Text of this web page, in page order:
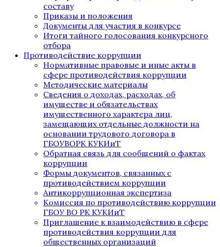
составу
Приказы и положения
Документы для участия в конкурсе
Итоги тайного голосования конкурсного
отбора
Противодействие коррупции
Нормативные правовые и иные акты в
сфере противодействия коррупции
Методические материалы
Сведения о доходах, расходах, об
имуществе и обязательствах
имущественного характера лиц,
замещающих отдельные должности на
основании трудового договора в
ГБОУВОРК КУКИиТ
Обратная связь для сообщений о фактах
коррупции
Формы документов, связанных с
противодействием коррупции
Антикоррупционная экспертиза
Комиссия по противодействию коррупции
ГБОУ ВО РК КУКИиТ
Приглашение к взаимодействию в сфере
противодействия коррупции для
общественных организаций